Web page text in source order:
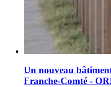
Un nouveau
Franche-Comté -